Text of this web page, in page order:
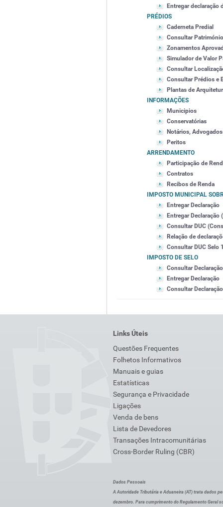
Entregar declaração
PRÉDIOS
Caderneta Predial
Consultar
Zonamentos
Simulador de Valor
Consultar
Consultar Prédios e
Plantas de
INFORMAÇÕES
Municipios
Conservatórias
Notários,
Peritos
ARRENDAMENTO
Participação de
Contratos
Recibos de Renda
IMPOSTO MUNICIPAL
Entregar Declaração
Entregar Declaração
Consultar DUC
Relação de
Consultar DUC Selo
IMPOSTO DE SELO
Consultar Declaração
Entregar Declaração
Consultar
Links Úteis
Questões Frequentes
Folhetos Informativos
Manuais e guias
Estatísticas
Segurança e Privacidade
Ligações
Venda de bens
Lista de Devedores
Transações Intracomunitárias
Cross-Border Ruling (CBR)
Dados Pessoais
A Autoridade Tributária e Aduaneira (AT) trata dados
dezembro. Para cumprimento do Regulamento Geral